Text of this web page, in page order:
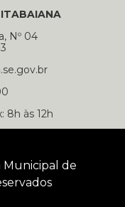
ITABAIANA
Nº 04
8h às 12h
Municipal de